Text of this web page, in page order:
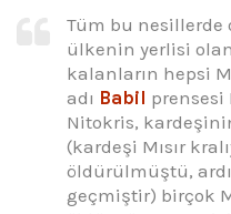
Tüm bu nesillerde
ülkenin yerlisi
kalanların hepsi
adı Babil prensesi
Nitokris,
(kardeşi Mısır
öldürülmüştü,
geçmiştir) birçok